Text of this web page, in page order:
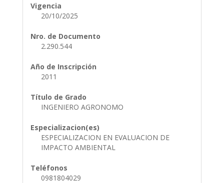
Vigencia
20/10/2025
Nro. de Documento
2.290.544
Año de Inscripción
2011
Título de Grado
INGENIERO AGRONOMO
Especializacion(es)
ESPECIALIZACION EN EVALUACION DE
IMPACTO AMBIENTAL
Teléfonos
0981804029